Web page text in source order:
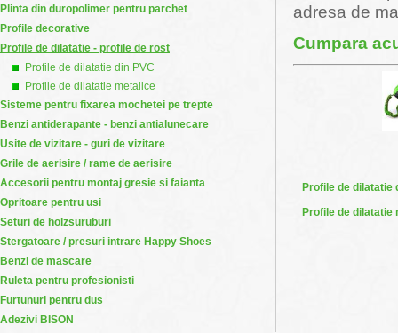
Plinta din duropolimer pentru parchet
Profile decorative
Profile de dilatatie - profile de rost
Profile de dilatatie din PVC
Profile de dilatatie metalice
Sisteme pentru fixarea mochetei pe trepte
Benzi antiderapante - benzi antialunecare
Usite de vizitare - guri de vizitare
Grile de aerisire / rame de aerisire
Accesorii pentru montaj gresie si faianta
Opritoare pentru usi
Seturi de holzsuruburi
Stergatoare / presuri intrare Happy Shoes
Benzi de mascare
Ruleta pentru profesionisti
Furtunuri pentru dus
Adezivi BISON
adresa de
Cumpara
Profile de dilatatie
Profile de dilatatie